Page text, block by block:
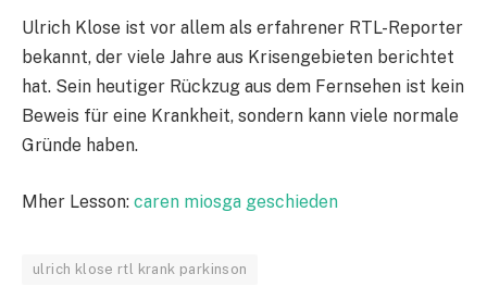
Ulrich Klose ist vor allem als erfahrener RTL-Reporter
bekannt, der viele Jahre aus Krisengebieten berichtet
hat. Sein heutiger Rückzug aus dem Fernsehen ist kein
Beweis für eine Krankheit, sondern kann viele normale
Gründe haben.
Mher Lesson: caren miosga geschieden
ulrich klose rtl krank parkinson